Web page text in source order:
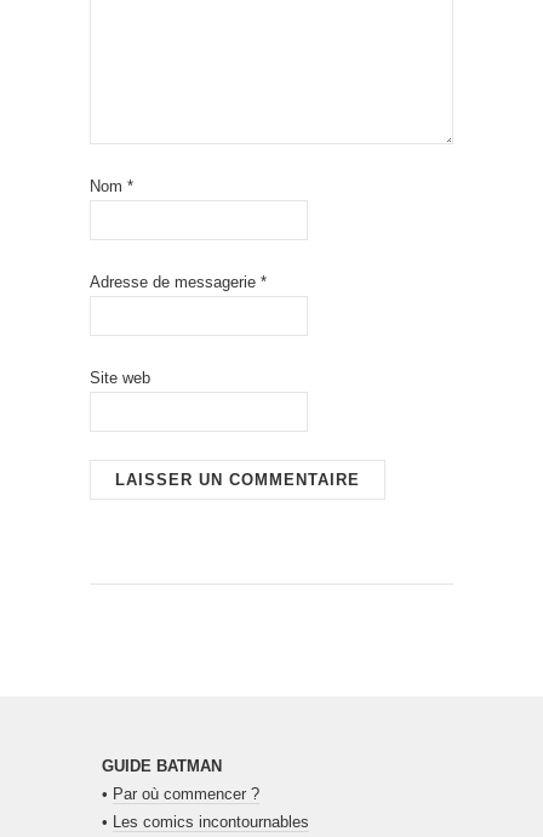
Nom *
Adresse de messagerie *
Site web
GUIDE BATMAN
• Par où commencer ?
• Les comics incontournables